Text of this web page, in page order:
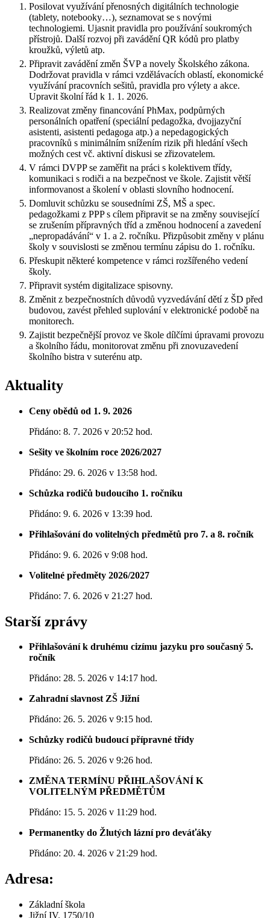
Posilovat využívání přenosných digitálních technologie
(tablety, notebooky…), seznamovat se s novými
technologiemi. Ujasnit pravidla pro používání soukromých
přístrojů. Další rozvoj při zavádění QR kódů pro platby
kroužků, výletů atp.
Připravit zavádění změn ŠVP a novely Školského zákona.
Dodržovat pravidla v rámci vzdělávacích oblastí, ekonomické
využívání pracovních sešitů, pravidla pro výlety a akce.
Upravit školní řád k 1. 1. 2026.
Realizovat změny financování PhMax, podpůrných
personálních opatření (speciální pedagožka, dvojjazyční
asistenti, asistenti pedagoga atp.) a nepedagogických
pracovníků s minimálním snížením rizik při hledání všech
možných cest vč. aktivní diskusi se zřizovatelem.
V rámci DVPP se zaměřit na práci s kolektivem třídy,
komunikaci s rodiči a na bezpečnost ve škole. Zajistit větší
informovanost a školení v oblasti slovního hodnocení.
Domluvit schůzku se sousedními ZŠ, MŠ a spec.
pedagožkami z PPP s cílem připravit se na změny související
se zrušením přípravných tříd a změnou hodnocení a zavedení
„nepropadávání“ v 1. a 2. ročníku. Přizpůsobit změny v plánu
školy v souvislosti se změnou termínu zápisu do 1. ročníku.
Přeskupit některé kompetence v rámci rozšířeného vedení
školy.
Připravit systém digitalizace spisovny.
Změnit z bezpečnostních důvodů vyzvedávání dětí z ŠD před
budovou, zavést přehled suplování v elektronické podobě na
monitorech.
Zajistit bezpečnější provoz ve škole dílčími úpravami provozu
a školního řádu, monitorovat změnu při znovuzavedení
školního bistra v suterénu atp.
Aktuality
Ceny obědů od 1. 9. 2026
Přidáno: 8. 7. 2026 v 20:52 hod.
Sešity ve školním roce 2026/2027
Přidáno: 29. 6. 2026 v 13:58 hod.
Schůzka rodičů budoucího 1. ročníku
Přidáno: 9. 6. 2026 v 13:39 hod.
Přihlašování do volitelných předmětů pro 7. a 8. ročník
Přidáno: 9. 6. 2026 v 9:08 hod.
Volitelné předměty 2026/2027
Přidáno: 7. 6. 2026 v 21:27 hod.
Starší zprávy
Přihlašování k druhému cizímu jazyku pro současný 5.
ročník
Přidáno: 28. 5. 2026 v 14:17 hod.
Zahradní slavnost ZŠ Jižní
Přidáno: 26. 5. 2026 v 9:15 hod.
Schůzky rodičů budoucí přípravné třídy
Přidáno: 26. 5. 2026 v 9:26 hod.
ZMĚNA TERMÍNU PŘIHLAŠOVÁNÍ K
VOLITELNÝM PŘEDMĚTŮM
Přidáno: 15. 5. 2026 v 11:29 hod.
Permanentky do Žlutých lázní pro deváťáky
Přidáno: 20. 4. 2026 v 21:29 hod.
Adresa:
Základní škola
Jižní IV. 1750/10